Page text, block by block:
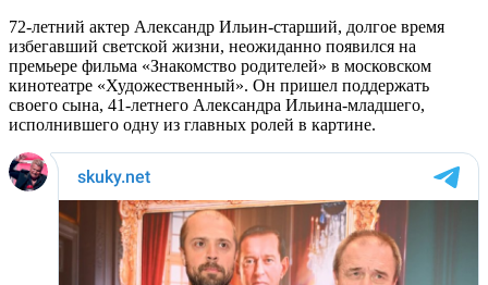
72-летний актер Александр Ильин-старший, долгое время
избегавший светской жизни, неожиданно появился на
премьере фильма «Знакомство родителей» в московском
кинотеатре «Художественный». Он пришел поддержать
своего сына, 41-летнего Александра Ильина-младшего,
исполнившего одну из главных ролей в картине.